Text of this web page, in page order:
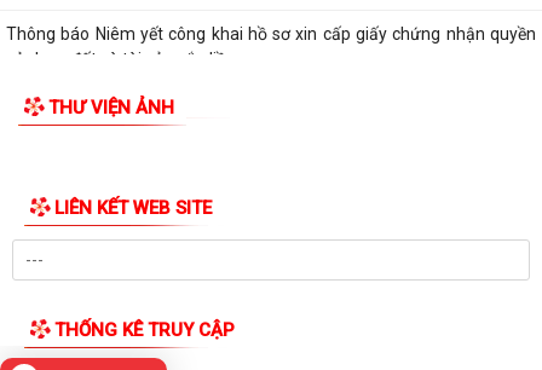
Thông báo Niêm yết công khai hồ sơ xin cấp giấy chứng nhận quyền
sử dụng đất và tài sản gắn liền...
Thông báo Niêm yết công khai hồ sơ xin cấp giấy chứng nhận quyền
hành, được sửa đổi,bổ sung thuộc...
Thông báo niêm yết công khai hồ sơ xin cấp giấy chứng nhận quyền
sử dụng đất và tài sản gắn liền...
Thông báo niêm yết công khai hồ sơ xin cấp giấy chứng nhận quyền
sử dụng đất và tài sản gắn liền...
LIÊN KẾT WEB SITE